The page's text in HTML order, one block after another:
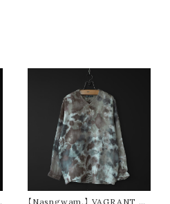
【Nasngwam.】 VAGRANT S